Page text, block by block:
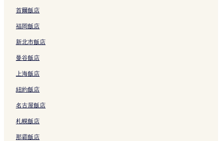
首爾飯店
福岡飯店
新北市飯店
曼谷飯店
上海飯店
紐約飯店
名古屋飯店
札幌飯店
那霸飯店